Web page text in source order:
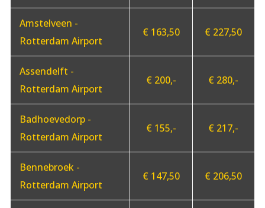
Amstelveen -
Rotterdam Airport
€ 163,50 € 227,50
Assendelft -
Rotterdam Airport
€ 200,- € 280,-
Badhoevedorp -
Rotterdam Airport
€ 155,- € 217,-
Bennebroek -
Rotterdam Airport
€ 147,50 € 206,50